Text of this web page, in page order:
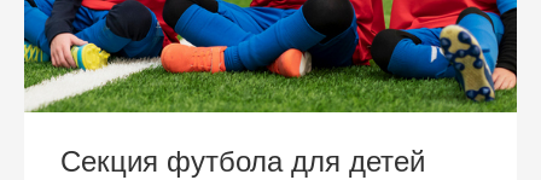
Секция футбола для детей